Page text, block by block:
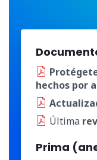
hechos por
Última
Prima